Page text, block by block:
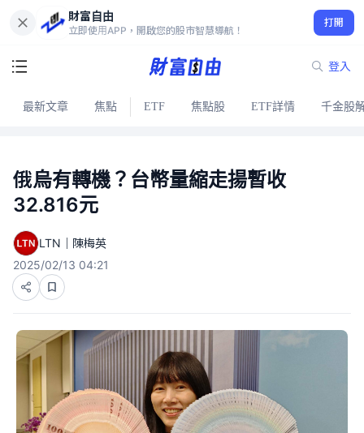
財富自由
立即使用APP，開啟您的股市智慧導航！
打開
登入
最新文章 焦點 ETF 焦點股 ETF詳情 千金股
俄烏有轉機？台幣量縮走揚暫收
32.816元
LTN｜陳梅英
2025/02/13 04:21